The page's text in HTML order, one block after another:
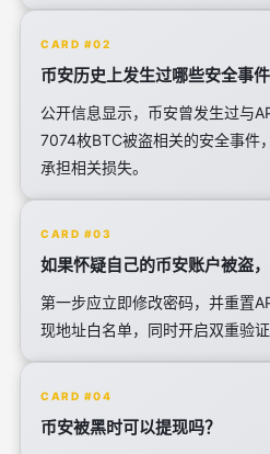
CARD #02
币安历史上发生过哪些安全事件
公开信息显示，币安曾发生过与
7074枚BTC被盗相关的安全事件
承担相关损失。
CARD #03
如果怀疑自己的币安账户被盗
第一步应立即修改密码，并重置
现地址白名单，同时开启双重验证
CARD #04
币安被黑时可以提现吗？